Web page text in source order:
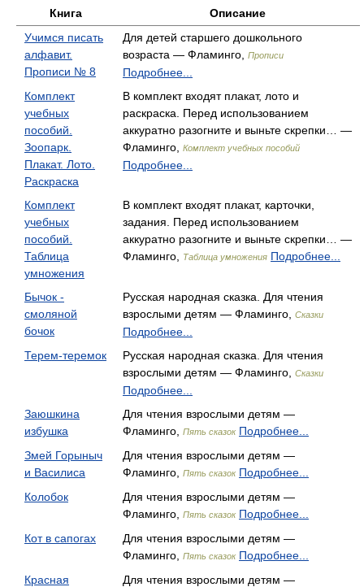
Книга
Описание
Учимся писать
алфавит.
Прописи № 8
Для детей старшего дошкольного
возраста — Фламинго,
Прописи
Подробнее...
Комплект
учебных
пособий.
Зоопарк.
Плакат. Лото.
Раскраска
В комплект входят плакат, лото и
раскраска. Перед использованием
аккуратно разогните и выньте скрепки… —
Фламинго,
Комплект учебных пособий
Подробнее...
Комплект
учебных
пособий.
Таблица
умножения
В комплект входят плакат, карточки,
задания. Перед использованием
аккуратно разогните и выньте скрепки… —
Фламинго,
Таблица умножения Подробнее...
Бычок -
смоляной
бочок
Русская народная сказка. Для чтения
взрослыми детям — Фламинго,
Сказки
Подробнее...
Терем-теремок
Русская народная сказка. Для чтения
взрослыми детям — Фламинго,
Сказки
Подробнее...
Заюшкина
избушка
Для чтения взрослыми детям —
Фламинго,
Пять сказок Подробнее...
Змей Горыныч
и Василиса
Для чтения взрослыми детям —
Фламинго,
Пять сказок Подробнее...
Колобок
Для чтения взрослыми детям —
Фламинго,
Пять сказок Подробнее...
Кот в сапогах
Для чтения взрослыми детям —
Фламинго,
Пять сказок Подробнее...
Красная
Для чтения взрослыми детям —